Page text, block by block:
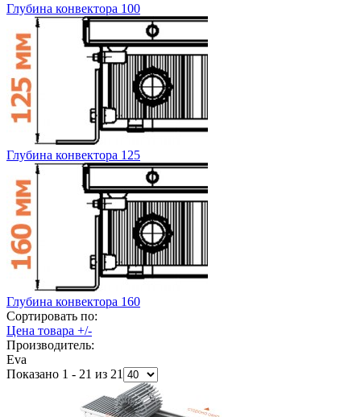
Глубина конвектора 100
Глубина конвектора 125
Глубина конвектора 160
Сортировать по:
Цена товара +/-
Производитель:
Eva
Показано 1 - 21 из 21